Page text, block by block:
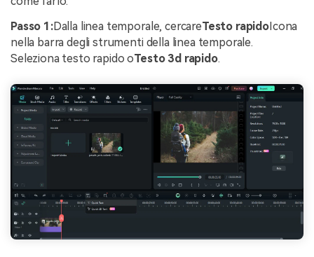
Passo 1:Dalla linea temporale, cercareTesto rapidoIcona
nella barra degli strumenti della linea temporale.
Seleziona testo rapido oTesto 3d rapido.